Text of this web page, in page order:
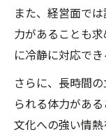
また、経営面で
力があることも
に冷静に対応でき
さらに、長時間
られる体力があ
文化への強い情